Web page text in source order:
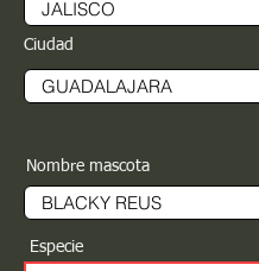
Ciudad
Nombre mascota
Especie